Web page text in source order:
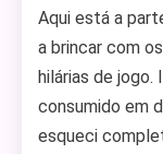
Aqui está a
a brincar com
hilárias de jogo.
consumido em
esqueci